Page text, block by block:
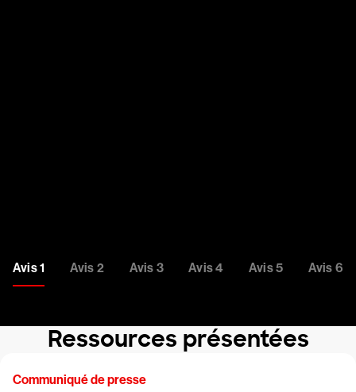
Avis 1 Avis 2 Avis 3 Avis 4 Avis 5 Avis 6
Ressources présentées
Communiqué de presse